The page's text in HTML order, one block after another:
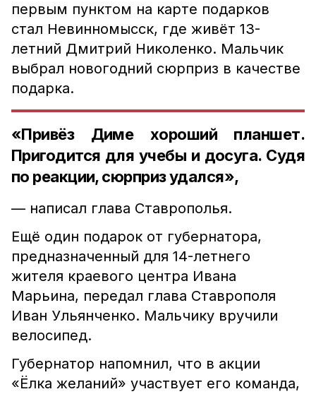
первым пунктом на карте подарков
стал Невинномысск, где живёт 13-
летний Дмитрий Николенко. Мальчик
выбрал новогодний сюрприз в качестве
подарка.
«Привёз Диме хороший планшет.
Пригодится для учебы и досуга. Судя
по реакции, сюрприз удался»,
— написал глава Ставрополья.
Ещё один подарок от губернатора,
предназначенный для 14-летнего
жителя краевого центра Ивана
Марьина, передал глава Ставрополя
Иван Ульянченко. Мальчику вручили
велосипед.
Губернатор напомнил, что в акции
«Ёлка желаний» участвует его команда,